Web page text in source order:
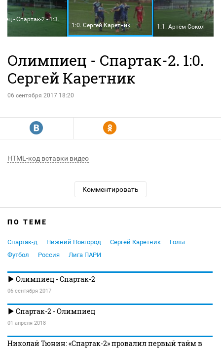
- Спартак-2 - 1:3.
1:0. Сергей Каретник
1:1. Артём Сокол
Олимпиец - Спартак-2. 1:0.
Сергей Каретник
06 сентября 2017 18:20
R Y
HTML-код вставки видео
Комментировать
ПО ТЕМЕ
Спартак-д Нижний Новгород Сергей Каретник
Голы
Футбол
Россия Лига ПАРИ
Олимпиец - Спартак-2
06 сентября 2017
Спартак-2 - Олимпиец
01 апреля 2018
Николай Тюнин: «Спартак-2» провалил первый тайм в